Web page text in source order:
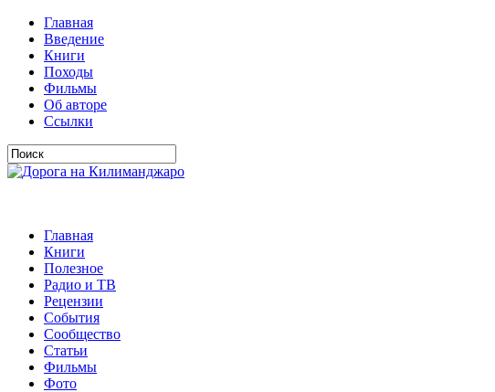
Главная
Введение
Книги
Походы
Фильмы
Об авторе
Ссылки
Главная
Книги
Полезное
Радио и ТВ
Рецензии
События
Сообщество
Статьи
Фильмы
Фото